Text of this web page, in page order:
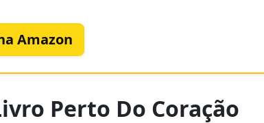
Amazon
Perto Do Coração